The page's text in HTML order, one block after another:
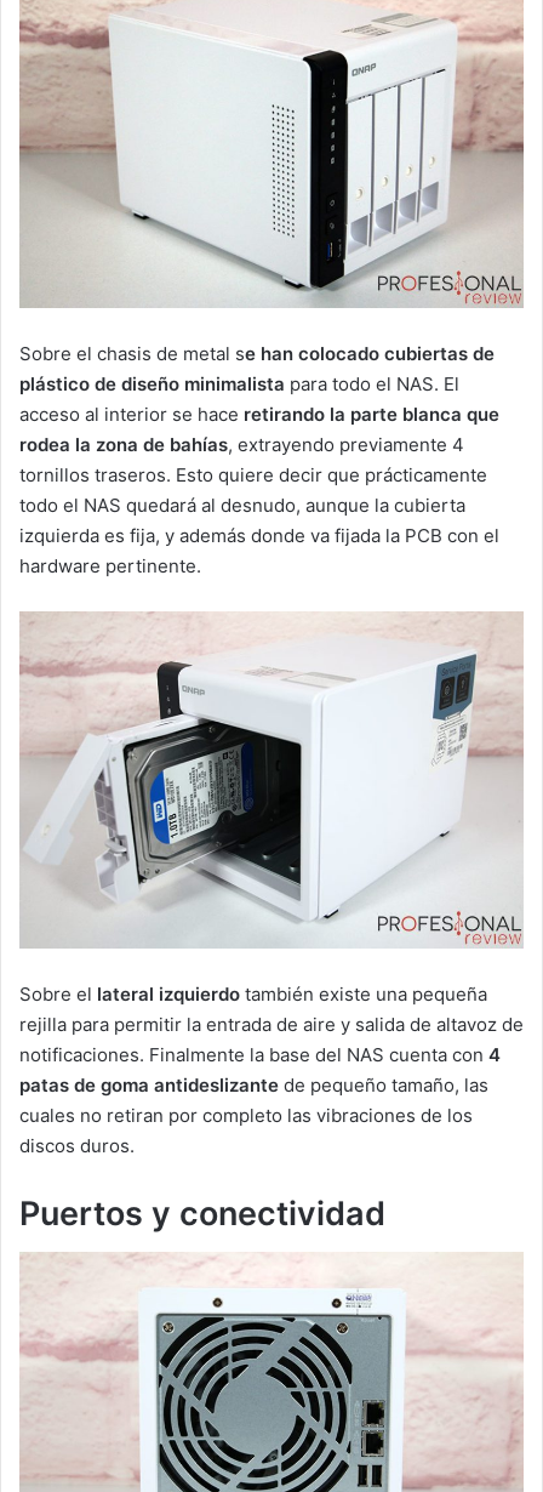
Sobre el chasis de metal se han colocado cubiertas de
plástico de diseño minimalista para todo el NAS. El
acceso al interior se hace retirando la parte blanca que
rodea la zona de bahías, extrayendo previamente 4
tornillos traseros. Esto quiere decir que prácticamente
todo el NAS quedará al desnudo, aunque la cubierta
izquierda es fija, y además donde va fijada la PCB con el
hardware pertinente.
Sobre el lateral izquierdo también existe una pequeña
rejilla para permitir la entrada de aire y salida de altavoz de
notificaciones. Finalmente la base del NAS cuenta con 4
patas de goma antideslizante de pequeño tamaño, las
cuales no retiran por completo las vibraciones de los
discos duros.
Puertos y conectividad